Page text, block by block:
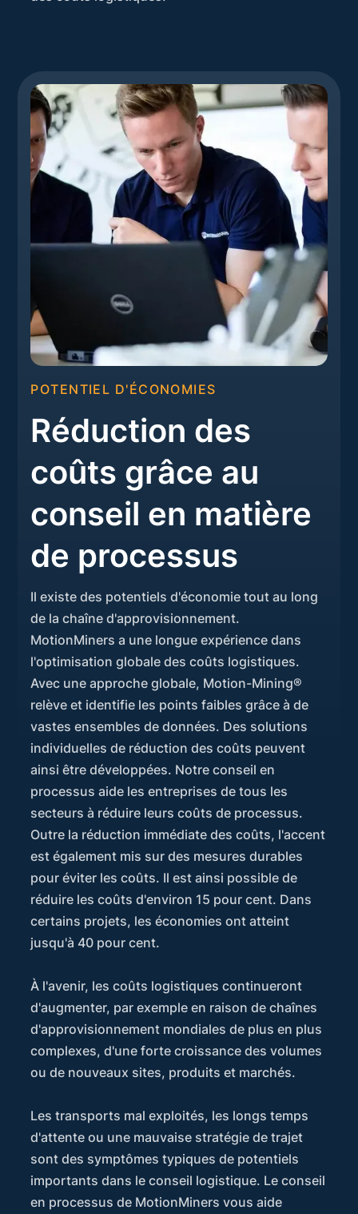
POTENTIEL D'ÉCONOMIES
Réduction des
coûts grâce au
conseil en matière
de processus
Il existe des potentiels d'économie tout au long
de la chaîne d'approvisionnement.
MotionMiners a une longue expérience dans
l'optimisation globale des coûts logistiques.
Avec une approche globale, Motion-Mining®
relève et identifie les points faibles grâce à de
vastes ensembles de données. Des solutions
individuelles de réduction des coûts peuvent
ainsi être développées. Notre conseil en
processus aide les entreprises de tous les
secteurs à réduire leurs coûts de processus.
Outre la réduction immédiate des coûts, l'accent
est également mis sur des mesures durables
pour éviter les coûts. Il est ainsi possible de
réduire les coûts d'environ 15 pour cent. Dans
certains projets, les économies ont atteint
jusqu'à 40 pour cent.
À l'avenir, les coûts logistiques continueront
d'augmenter, par exemple en raison de chaînes
d'approvisionnement mondiales de plus en plus
complexes, d'une forte croissance des volumes
ou de nouveaux sites, produits et marchés.
Les transports mal exploités, les longs temps
d'attente ou une mauvaise stratégie de trajet
sont des symptômes typiques de potentiels
importants dans le conseil logistique. Le conseil
en processus de MotionMiners vous aide